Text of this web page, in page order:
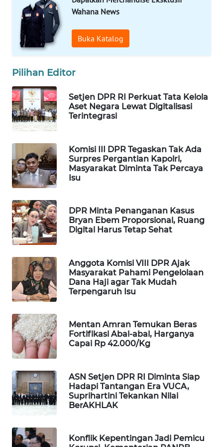
Wahana News
Buka Katalog
Pilihan Editor
Setjen DPR RI Perkuat Tata Kelola
Aset Negara Lewat Digitalisasi
Terintegrasi
Komisi III DPR Tegaskan Tak Ada
Surpres Pergantian Kapolri,
Masyarakat Diminta Tak Percaya
Isu
DPR Minta Penanganan Kasus
Bryan Ebem Proporsional, Ruang
Digital Harus Tetap Sehat
Anggota Komisi VIII DPR Ajak
Masyarakat Pahami Pengelolaan
Dana Haji agar Tak Mudah
Terpengaruh Isu
Mentan Amran Temukan Beras
Fortifikasi Abal-abal, Harganya
Capai Rp 42.000/Kg
ASN Setjen DPR RI Diminta Siap
Hadapi Tantangan Era VUCA,
Suprihartini Tekankan Nilai
BerAKHLAK
Konflik Kepentingan Jadi Pemicu
WAHANA
LISTRIK
WAHANA
WAHANA
TV
WAHANANEWS
WAHANANEWS
CO ID
WAHANANEWS
NET
WAHANA
SPORT
WAHANA
UMKM
SELEB
WAHANA
PERSONA
WAHANA
OTOMOTIF
HEALTH